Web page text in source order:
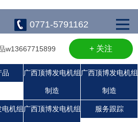
0771-5791162
w13667715899 + 关注
品 广西顶博发电机组
制造
广西顶博发电机组
制造
机组广西顶博发电机组 服务跟踪
机组制造:静音发电机组
机组制造:潍柴发电机组
金斯发电机组
尔沃发电机组
西顶博发电机组制造
上柴发电机组
玉柴发电机组